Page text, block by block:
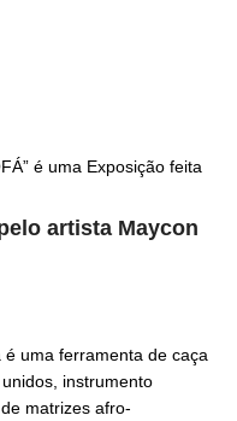
é uma Exposição feita
artista Maycon
uma ferramenta de caça
instrumento
matrizes afro-